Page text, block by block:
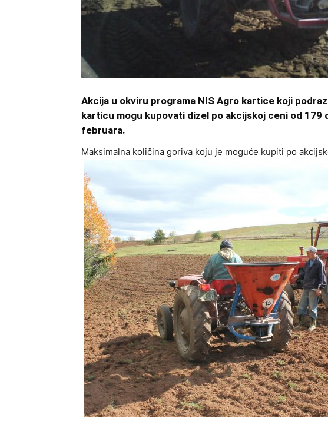
Akcija u okviru programa NIS Agro kartice koji
karticu mogu kupovati dizel po akcijskoj ceni od 179
februara.
Maksimalna količina goriva koju je moguće kupiti po